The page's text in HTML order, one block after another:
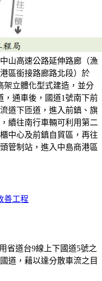
山高速公路延伸路廊（漁
區銜接路廊路北段）於
架立體化型式建造，並分
，通車後，國道1號南下前
道下匝道，進入前鎮、旗
續往南行車輛可利用第二
中心及前鎮自貿區，再往
管制站，進入中島商港區
善工程
省道台9線上下國道5號之
道，藉以達分散車流之目